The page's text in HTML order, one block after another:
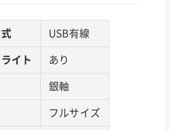
USB有線
イト あり
銀軸
フルサイズ